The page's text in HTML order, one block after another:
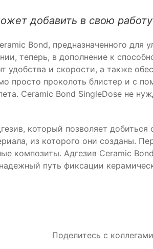
добавить в свою работу
Bond, предназначенного
теперь, в дополнение к
удобства и скорости, а также
просто проколоть блистер и с
Ceramic Bond SingleDose не
который позволяет
из которого они созданы.
композиты. Адгезив Ceramic
путь фиксации
Поделитесь с